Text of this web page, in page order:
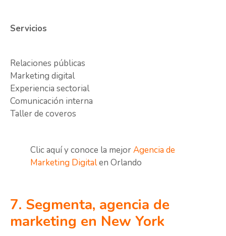
Servicios
Relaciones públicas
Marketing digital
Experiencia sectorial
Comunicación interna
Taller de coveros
Clic aquí y conoce la mejorAgencia de
Marketing Digitalen Orlando
7. Segmenta, agencia de
marketing en New York